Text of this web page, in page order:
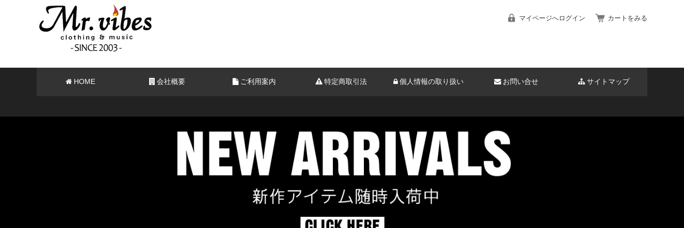
マイページへログイン カートをみる
HOME 会社概要 ご利用案内 特定商取引法 個人情報の取り扱い お問い合せ サイトマップ